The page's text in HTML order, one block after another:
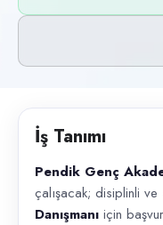
WhatsApp, Telefon
İlan açıklaması
İş Tanımı
Pendik Genç
çalışacak; disiplinli
Danışmanı için